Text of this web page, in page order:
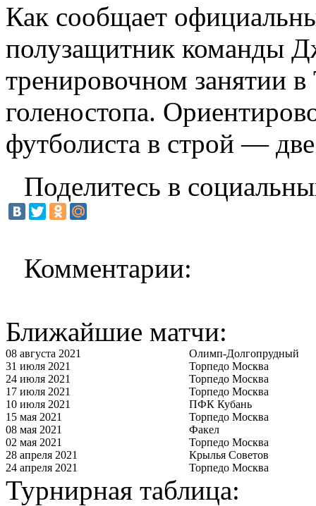
Как сообщает
полузащитник команды
тренировочном занятии
голеностопа.
футболиста в строй —
Поделитесь в
Комментарии:
Ближайшие матчи:
08 августа 2021
Олимп-Долгопрудный
31 июля 2021
Торпедо Москва
24 июля 2021
Торпедо Москва
17 июля 2021
Торпедо Москва
10 июля 2021
ПФК Кубань
15 мая 2021
Торпедо Москва
08 мая 2021
Факел
02 мая 2021
Торпедо Москва
28 апреля 2021
Крылья Советов
24 апреля 2021
Торпедо Москва
Турнирная таблица: